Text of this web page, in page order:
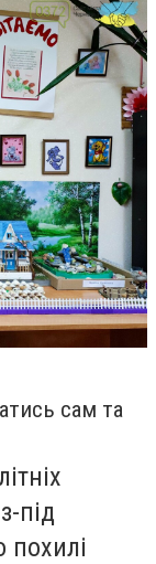
сам та
під
похилі